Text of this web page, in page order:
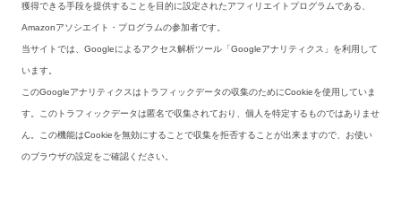
獲得できる手段を提供することを目的に設定されたアフィリエイトプログラムである、
Amazonアソシエイト・プログラムの参加者です。
当サイトでは、Googleによるアクセス解析ツール「Googleアナリティクス」を利用して
います。
このGoogleアナリティクスはトラフィックデータの収集のためにCookieを使用していま
す。このトラフィックデータは匿名で収集されており、個人を特定するものではありませ
ん。この機能はCookieを無効にすることで収集を拒否することが出来ますので、お使い
のブラウザの設定をご確認ください。